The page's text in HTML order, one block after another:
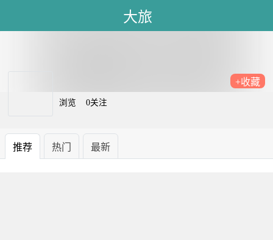
大旅
+收藏
浏览 0关注
推荐 热门 最新